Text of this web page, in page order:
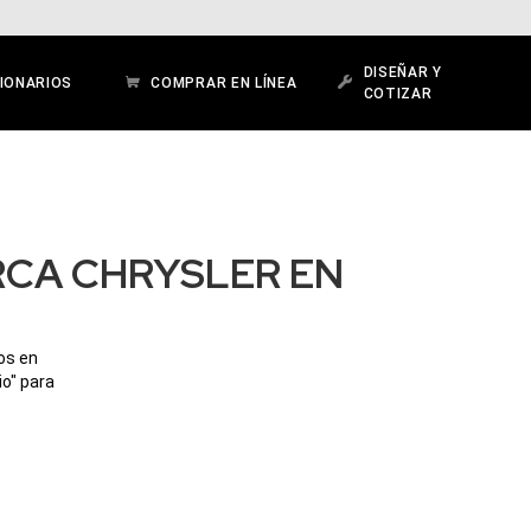
COMPRAR EN LÍNEA
DISEÑAR Y
COTIZAR
CHRYSLER EN
en
para